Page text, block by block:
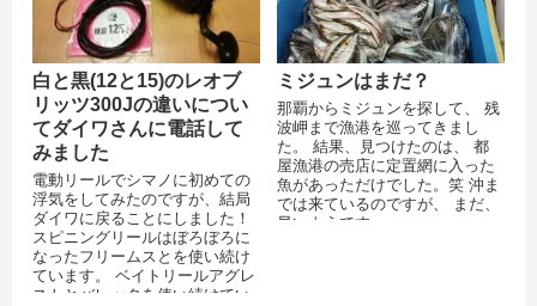
白と黒(12と15)のレオブ
リッツ300Jの違いについ
てダイワさんに電話して
みました
電動リールでシマノに初めての
浮気をしてみたのですが、結局
ダイワに戻ることにしました！
スピニングリールはぼろぼろに
なったフリームスとを使い続け
ています。 ベイトリールアグレ
ストとバレッタを使い続けてい
ミジュンはまだ？
那覇からミジュンを探して、 残
波岬まで漁港を巡ってきまし
た。 結果、見つけたのは、 都
屋漁港の売店に定置網に入った
魚があっただけでした。笑 沖ま
では来ているのですが、 まだ、
早いようです・・・